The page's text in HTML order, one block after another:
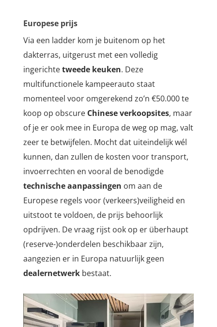
Europese prijs
Via een ladder kom je buitenom op het
dakterras, uitgerust met een volledig
ingerichtetweede keuken. Deze
multifunctionele kampeerauto staat
momenteel voor omgerekend zo’n €50.000 te
koop op obscure Chinese verkoopsites, maar
of je er ook mee in Europa de weg op mag, valt
zeer te betwijfelen. Mocht dat uiteindelijk wél
kunnen, dan zullen de kosten voor transport,
invoerrechten en vooral de benodigde
technische aanpassingen om aan de
Europese regels voor (verkeers)veiligheid en
uitstoot te voldoen, de prijs behoorlijk
opdrijven. De vraag rijst ook op er überhaupt
(reserve-)onderdelen beschikbaar zijn,
aangezien er in Europa natuurlijk geen
dealernetwerk bestaat.